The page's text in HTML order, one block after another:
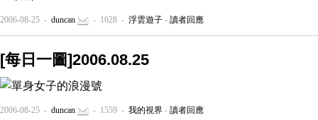
2006-08-25 - duncan - 1628 - 浮雲遊子 - 讀者回應
[每日一圖]2006.08.25
2006-08-25 - duncan - 1559 - 我的視界 - 讀者回應